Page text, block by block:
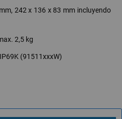
242 x 136 x 83 mm incluyendo
2,5 kg
(91511xxxW)